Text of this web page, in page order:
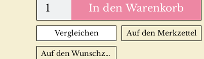
In den Warenkorb
Vergleichen Auf den Merkzettel
Auf den Wunschzettel